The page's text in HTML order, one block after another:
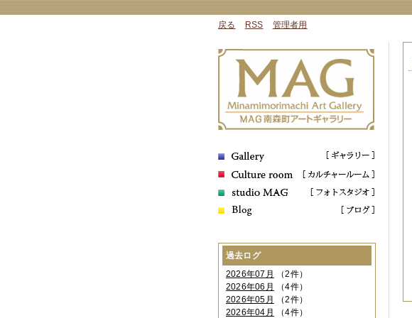
戻る RSS 管理者用
過去ログ
2026年07月
（2件）
2026年06月
（4件）
2026年05月
（2件）
2026年04月
（4件）